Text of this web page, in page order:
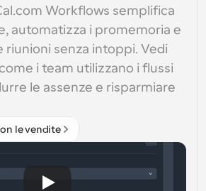
Workflows semplifica
automatizza i promemoria e
riunioni senza intoppi. Vedi
i team utilizzano i flussi
le assenze e risparmiare
le vendite